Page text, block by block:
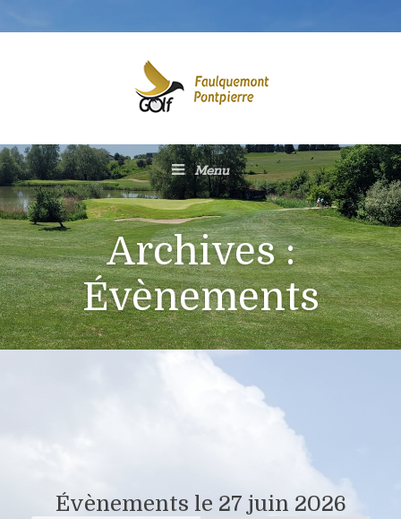
Menu
Archives :
Évènements
Évènements le 27 juin 2026